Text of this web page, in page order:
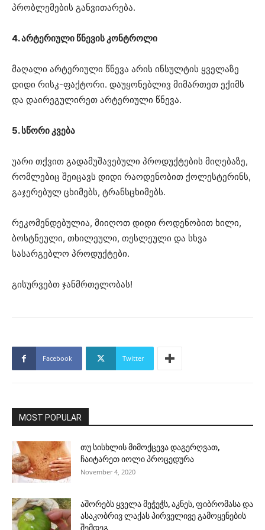
პრობლემების განვითარება.
4. არტერიული წნევის კონტროლი
მაღალი არტერიული წნევა არის ინსულტის ყველაზე
დიდი რისკ-ფაქტორი. დაუყონებლივ მიმართეთ ექიმს
და დაირეგულირეთ არტერიული წნევა.
5. სწორი კვება
უარი თქვით გადამუშავებული პროდუქტების მიღებაზე,
რომლებიც შეიცავს დიდი რაოდენობით ქოლესტერინს,
გაჯერებულ ცხიმებს, ტრანსცხიმებს.
რეკომენდებულია, მიიღოთ დიდი როდენობით ხილი,
ბოსტნეული, თხილეული, თესლეული და სხვა
სასარგებლო პროდუქტები.
გისურვებთ ჯანმრთელობას!
Facebook Twitter
MOST POPULAR
თუ სისხლის მიმოქცევა დაგერღვათ,
ჩაიტარეთ იოლი პროცედურა
November 4, 2020
აშორებს ყველა მეჭეჭს, აკნეს, ფიბრომასა და
ასაკობრივ ლაქას პირველივე გამოყენების
შემდეგ